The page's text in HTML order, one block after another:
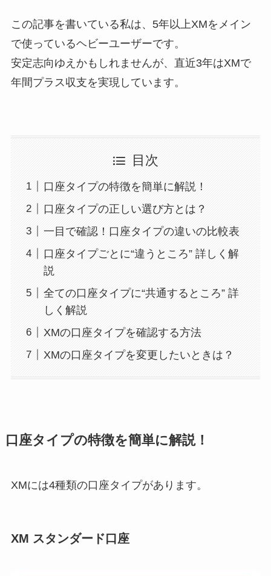
この記事を書いている私は、5年以上XMをメイン
で使っているヘビーユーザーです。
安定志向ゆえかもしれませんが、直近3年はXMで
年間プラス収支を実現しています。
目次
口座タイプの特徴を簡単に解説！
口座タイプの正しい選び方とは？
一目で確認！口座タイプの違いの比較表
口座タイプごとに“違うところ” 詳しく解
説
全ての口座タイプに“共通するところ” 詳
しく解説
XMの口座タイプを確認する方法
XMの口座タイプを変更したいときは？
口座タイプの特徴を簡単に解説！
XMには4種類の口座タイプがあります。
XM スタンダード口座